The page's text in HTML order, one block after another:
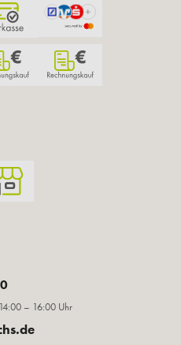
– 16:00 Uhr